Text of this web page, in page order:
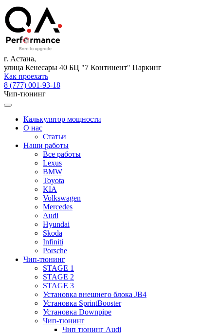
г. Астана,
улица Кенесары 40 БЦ "7 Континент" Паркинг
Как проехать
8 (777) 001-93-18
Чип-тюнинг
Калькулятор мощности
О нас
Статьи
Наши работы
Все работы
Lexus
BMW
Toyota
KIA
Volkswagen
Mercedes
Audi
Hyundai
Skoda
Infiniti
Porsche
Чип-тюнинг
STAGE 1
STAGE 2
STAGE 3
Установка внешнего блока JB4
Установка SprintBooster
Установка Downpipe
Чип-тюнинг
Чип тюнинг Audi